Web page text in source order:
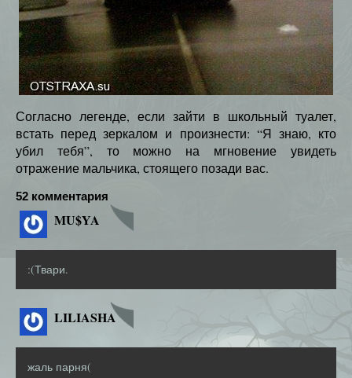
Согласно легенде, если зайти в школьный туалет,
встать перед зеркалом и произнести: “Я знаю, кто
убил тебя”, то можно на мгновение увидеть
отражение мальчика, стоящего позади вас.
52 комментария
MU$YA
:(Твари.
LILIASHA
жаль парня(